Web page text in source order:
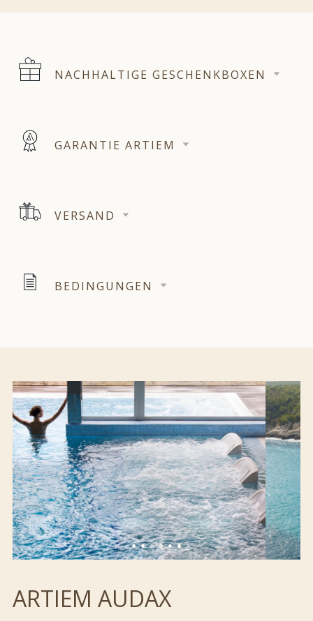
NACHHALTIGE GESCHENKBOXEN
GARANTIE ARTIEM
VERSAND
BEDINGUNGEN
ARTIEM AUDAX